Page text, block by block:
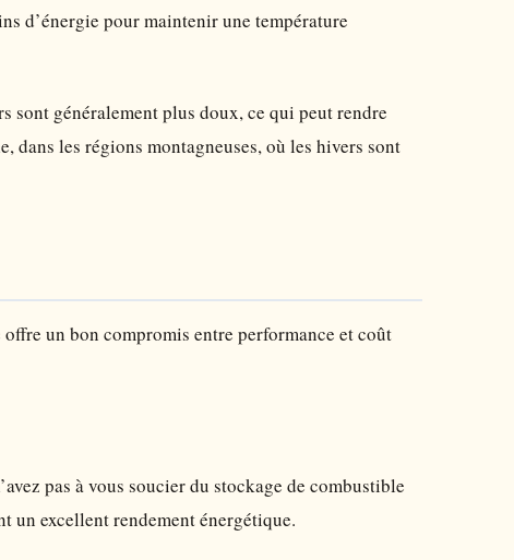
d’énergie pour maintenir une température
sont généralement plus doux, ce qui peut rendre
dans les régions montagneuses, où les hivers sont
un bon compromis entre performance et coût
pas à vous soucier du stockage de combustible
un excellent rendement énergétique.